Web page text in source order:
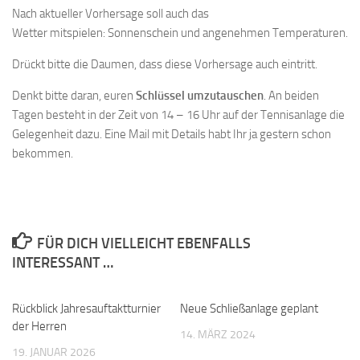
Nach aktueller Vorhersage soll auch das
Wetter mitspielen: Sonnenschein und angenehmen Temperaturen.
Drückt bitte die Daumen, dass diese Vorhersage auch eintritt.
Denkt bitte daran, euren Schlüssel umzutauschen. An beiden
Tagen besteht in der Zeit von 14 – 16 Uhr auf der Tennisanlage die
Gelegenheit dazu. Eine Mail mit Details habt Ihr ja gestern schon
bekommen.
FÜR DICH VIELLEICHT EBENFALLS
INTERESSANT …
Rückblick Jahresauftaktturnier
der Herren
19. JANUAR 2026
Neue Schließanlage geplant
14. MÄRZ 2024